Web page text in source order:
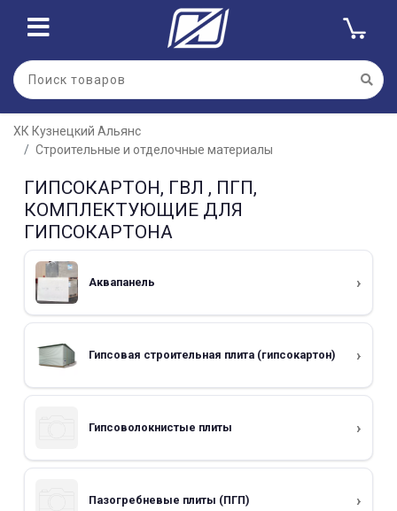
ХК Кузнецкий Альянс
Строительные и отделочные материалы
ГИПСОКАРТОН, ГВЛ , ПГП,
КОМПЛЕКТУЮЩИЕ ДЛЯ
ГИПСОКАРТОНА
Аквапанель
Гипсовая строительная плита (гипсокартон)
Гипсоволокнистые плиты
Пазогребневые плиты (ПГП)